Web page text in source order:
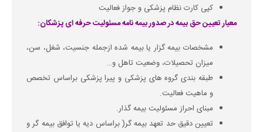
کپی کارت نظام پزشکی و جواز فعالیت
معیار تعیین حق بیمه در صدور بیمه نامه مسئولیت حرفه ای پزشکان:
مشخصات بیمه گزار یا بیمه شده ازجمله جنسیت، شغل، سن،
میزان تحصیلات، وضعیت تاهل و…
طبقه بندی گروه های پزشکی و پیرا پزشکی براساس تخصص
و ماهیت فعالیت.
مبنای احراز مسئولیت بیمه گذار.
تعیین دقیق حد تعهد بیمه گر( براساس دیه یا توافق بیمه گر و